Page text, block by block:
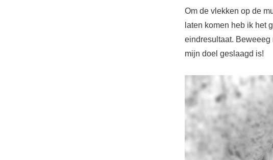
Om de vlekken op de
laten komen heb ik het
eindresultaat. Beweeeg
mijn doel geslaagd is!